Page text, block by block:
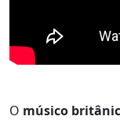
O músico